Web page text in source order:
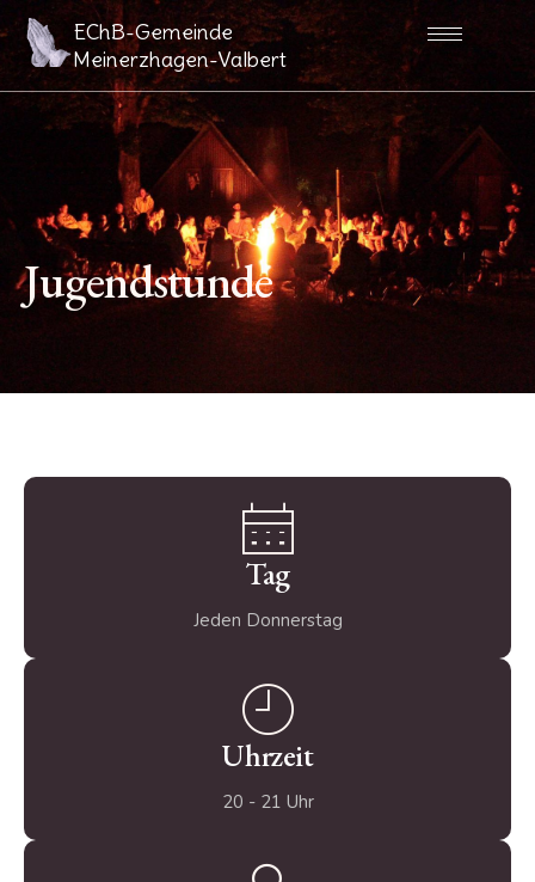
Zum
Inhalt
springen
EChB-Gemeinde
Meinerzhagen-Valbert
Jugendstunde
Tag
Jeden Donnerstag
Uhrzeit
20 - 21 Uhr